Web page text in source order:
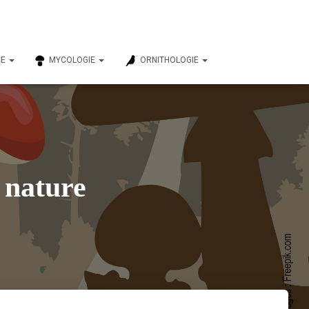
MYCOLOGIE ORNITHOLOGIE
nature